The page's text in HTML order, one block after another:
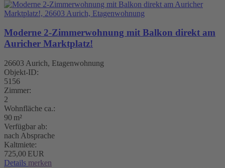
Moderne 2-Zimmerwohnung mit Balkon direkt am
Auricher Marktplatz!
26603 Aurich, Etagenwohnung
Objekt-ID:
5156
Zimmer:
2
Wohnfläche ca.:
90 m²
Verfügbar ab:
nach Absprache
Kaltmiete:
725,00 EUR
Details merken